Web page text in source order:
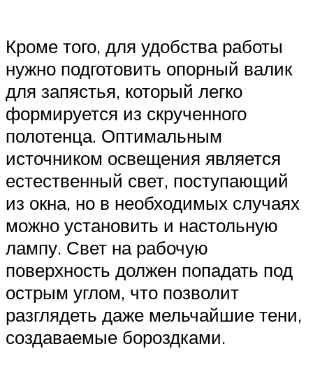
Кроме того, для удобства работы
нужно подготовить опорный валик
для запястья, который легко
формируется из скрученного
полотенца. Оптимальным
источником освещения является
естественный свет, поступающий
из окна, но в необходимых случаях
можно установить и настольную
лампу. Свет на рабочую
поверхность должен попадать под
острым углом, что позволит
разглядеть даже мельчайшие тени,
создаваемые бороздками.